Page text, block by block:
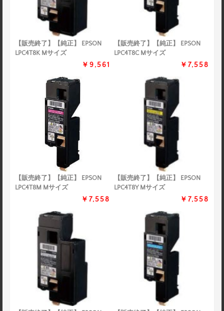
【販売終了】【純正】 EPSON
LPC4T8K Mサイズ
￥9,561
【販売終了】【純正】 EPSON
LPC4T8C Mサイズ
￥7,558
【販売終了】【純正】 EPSON
LPC4T8M Mサイズ
￥7,558
【販売終了】【純正】 EPSON
LPC4T8Y Mサイズ
￥7,558